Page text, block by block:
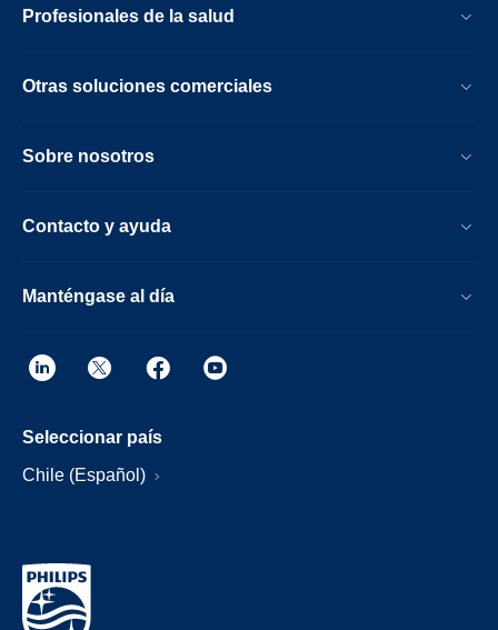
Profesionales de la salud
Otras soluciones comerciales
Sobre nosotros
Contacto y ayuda
Manténgase al día
Seleccionar país
Chile (Español)